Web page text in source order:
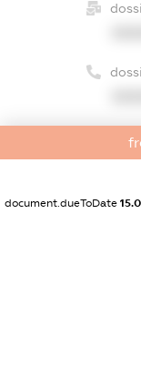
document.dueToDate